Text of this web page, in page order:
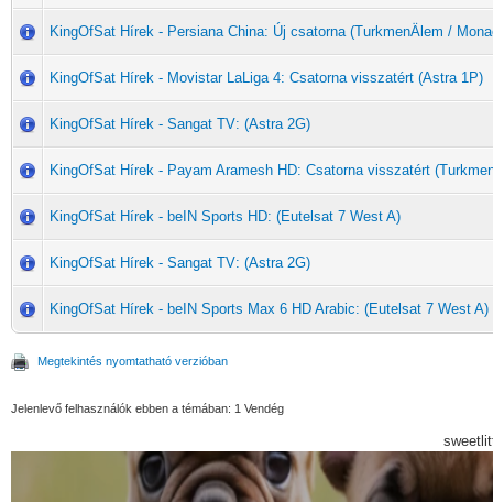
KingOfSat Hírek - Persiana China: Új csatorna (TurkmenÄlem /
KingOfSat Hírek - Movistar LaLiga 4: Csatorna visszatért (Astra 1P)
KingOfSat Hírek - Sangat TV: (Astra 2G)
KingOfSat Hírek - Payam Aramesh HD: Csatorna visszatért
KingOfSat Hírek - beIN Sports HD: (Eutelsat 7 West A)
KingOfSat Hírek - Sangat TV: (Astra 2G)
KingOfSat Hírek - beIN Sports Max 6 HD Arabic: (Eutelsat 7 West A)
Megtekintés nyomtatható verzióban
Jelenlevő felhasználók ebben a témában: 1 Vendég